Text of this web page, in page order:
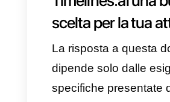
benefici
Timelines.ai:
Gestione